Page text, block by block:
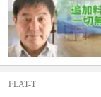
FLAT-T